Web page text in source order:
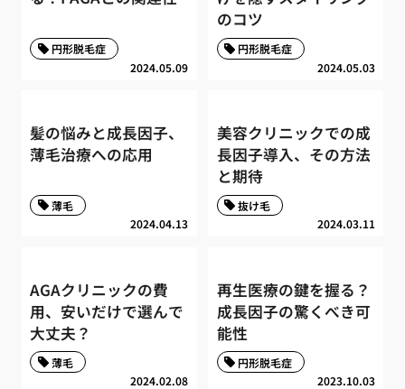
2024.05.09
円形脱毛症
のコツ
2024.05.03
円形脱毛症
髪の悩みと成長因子、
薄毛治療への応用
2024.04.13
薄毛
美容クリニックでの成
長因子導入、その方法
と期待
2024.03.11
抜け毛
AGAクリニックの費
用、安いだけで選んで
大丈夫？
2024.02.08
薄毛
再生医療の鍵を握る？
成長因子の驚くべき可
能性
2023.10.03
円形脱毛症